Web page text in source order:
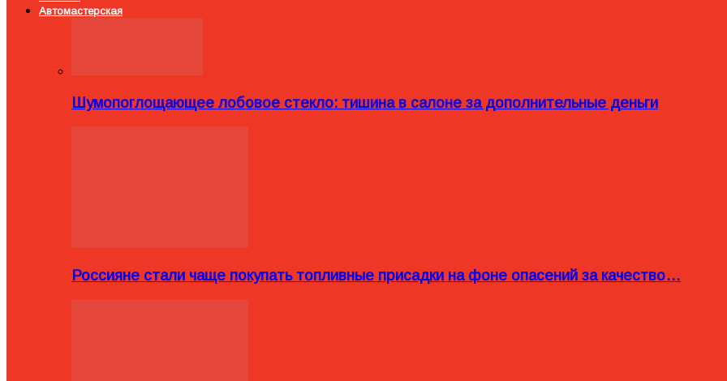
Автомастерская
Шумопоглощающее лобовое стекло: тишина в салоне за дополнительные деньги
Россияне стали чаще покупать топливные присадки на фоне опасений за качество…